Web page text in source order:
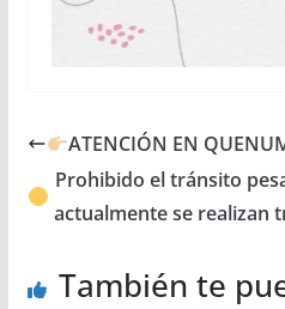
ATENCIÓN EN
Prohibido el tránsito
actualmente se realizan
También te